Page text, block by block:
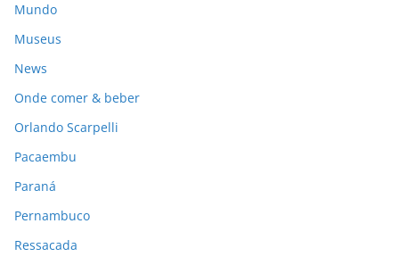
Mundo
Museus
News
Onde comer & beber
Orlando Scarpelli
Pacaembu
Paraná
Pernambuco
Ressacada